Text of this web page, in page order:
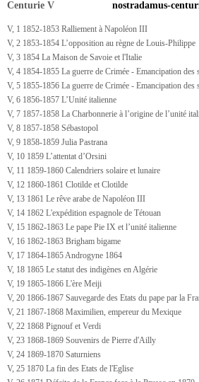
Centurie V
V, 1 1852-1853 Ralliement à Napoléon III
V, 2 1853-1854 L’opposition au règne de Louis-Philippe
V, 3 1854 La Maison de Savoie et l'Italie
V, 4 1854-1855 La guerre de Crimée - Emancipation des
V, 5 1855-1856 La guerre de Crimée - Emancipation des
V, 6 1856-1857 L’Unité italienne
V, 7 1857-1858 La Charbonnerie à l’origine de l’unité
V, 8 1857-1858 Sébastopol
V, 9 1858-1859 Julia Pastrana
V, 10 1859 L’attentat d’Orsini
V, 11 1859-1860 Calendriers solaire et lunaire
V, 12 1860-1861 Clotilde et Clotilde
V, 13 1861 Le rêve arabe de Napoléon III
V, 14 1862 L'expédition espagnole de Tétouan
V, 15 1862-1863 Le pape Pie IX et l’unité italienne
V, 16 1862-1863 Brigham bigame
V, 17 1864-1865 Androgyne 1864
V, 18 1865 Le statut des indigènes en Algérie
V, 19 1865-1866 L'ère Meiji
V, 20 1866-1867 Sauvegarde des Etats du pape par la
V, 21 1867-1868 Maximilien, empereur du Mexique
V, 22 1868 Pignouf et Verdi
V, 23 1868-1869 Souvenirs de Pierre d'Ailly
V, 24 1869-1870 Saturniens
V, 25 1870 La fin des Etats de l'Eglise
nostradamus-